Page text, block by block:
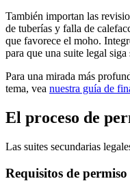
También importan las
de tuberías y falla de
que favorece el moho.
para que una suite legal
Para una mirada más
tema, vea nuestra guía de
El proceso de
Las suites secundarias
Requisitos de permiso